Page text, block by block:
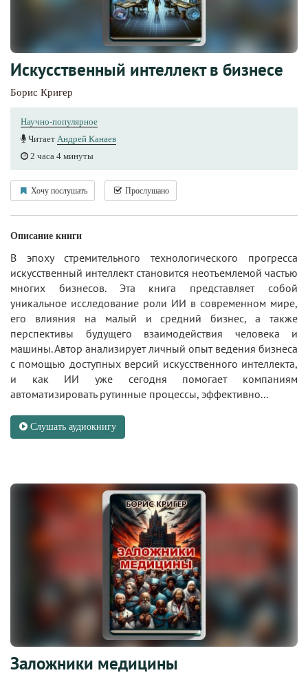
Искусственный интеллект в бизнесе
Борис Кригер
Научно-популярное
Читает Андрей Канаев
2 часа 4 минуты
Хочу послушать Прослушано
Описание книги
В эпоху стремительного технологического прогресса
искусственный интеллект становится неотъемлемой частью
многих бизнесов. Эта книга представляет собой
уникальное исследование роли ИИ в современном мире,
его влияния на малый и средний бизнес, а также
перспективы будущего взаимодействия человека и
машины. Автор анализирует личный опыт ведения бизнеса
с помощью доступных версий искусственного интеллекта,
и как ИИ уже сегодня помогает компаниям
автоматизировать рутинные процессы, эффективно...
Слушать аудиокнигу
Заложники медицины